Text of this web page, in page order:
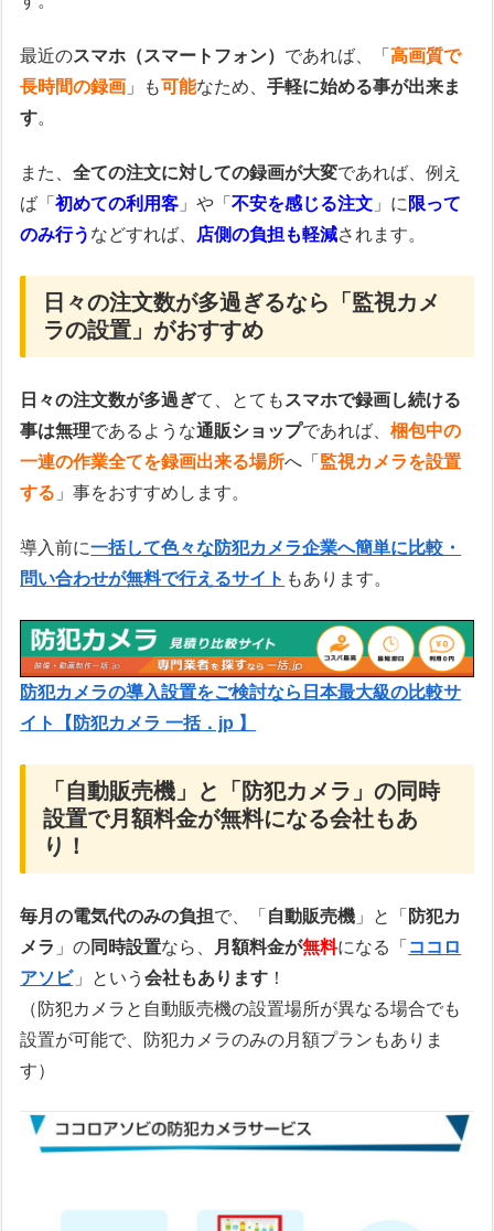
最近のスマホ（スマートフォン） であれば、「高画質で
長時間の録画 」も可能なため、手軽に始める事が出来ま
す。
また、全ての注文に対しての録画が大変であれば、例え
ば「初めての利用客 」や「不安を感じる注文 」に 限って
のみ行う などすれば、 店側の負担も軽減されます。
日々の注文数が多過ぎるなら「監視カメ
ラの設置」がおすすめ
日々の注文数が多過ぎて、とても スマホで録画し続ける
事は無理であるような通販ショップであれば、梱包中の
一連の作業全てを録画出来る場所へ「 監視カメラを設置
する 」事をおすすめします。
導入前に一括して色々な防犯カメラ企業へ簡単に比較・
問い合わせが無料で行えるサイト もあります。
防犯カメラの導入設置をご検討なら日本最大級の比較サ
イト【防犯カメラ 一括．jp 】
「自動販売機」と「防犯カメラ」の同時
設置で月額料金が無料になる会社もあ
り！
毎月の電気代のみの負担で、「 自動販売機 」と「 防犯カ
メラ 」の同時設置なら、 月額料金が無料になる「 ココロ
アソビ 」という会社もあります ！
（防犯カメラと自動販売機の設置場所が異なる場合でも
設置が可能で、防犯カメラのみの月額プランもありま
す）